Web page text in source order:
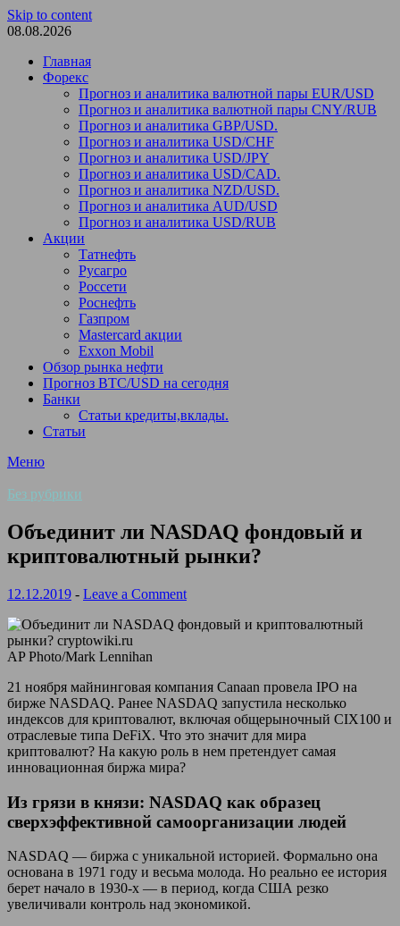
Skip to content
08.08.2026
Главная
Форекс
Прогноз и аналитика валютной пары EUR/USD
Прогноз и аналитика валютной пары CNY/RUB
Прогноз и аналитика GBP/USD.
Прогноз и аналитика USD/CHF
Прогноз и аналитика USD/JPY
Прогноз и аналитика USD/CAD.
Прогноз и аналитика NZD/USD.
Прогноз и аналитика AUD/USD
Прогноз и аналитика USD/RUB
Акции
Татнефть
Русагро
Россети
Роснефть
Газпром
Mastercard акции
Exxon Mobil
Обзор рынка нефти
Прогноз BTC/USD на сегодня
Банки
Статьи кредиты,вклады.
Статьи
Меню
Без рубрики
Объединит ли NASDAQ фондовый и
криптовалютный рынки?
12.12.2019 - Leave a Comment
AP Photo/Mark Lennihan
21 ноября майнинговая компания Canaan провела IPO на
бирже NASDAQ. Ранее NASDAQ запустила несколько
индексов для криптовалют, включая общерыночный CIX100 и
отраслевые типа DeFiX. Что это значит для мира
криптовалют? На какую роль в нем претендует самая
инновационная биржа мира?
Из грязи в князи: NASDAQ как образец
сверхэффективной самоорганизации людей
NASDAQ — биржа с уникальной историей. Формально она
основана в 1971 году и весьма молода. Но реально ее история
берет начало в 1930-х — в период, когда США резко
увеличивали контроль над экономикой.